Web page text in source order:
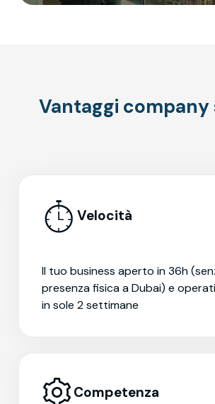
Vantaggi
Velocità
Il tuo business aperto in 36h
presenza fisica a Dubai) e
in sole 2 settimane
Competenza